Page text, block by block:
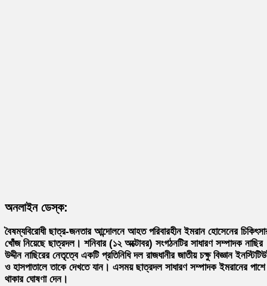
অনলাইন ডেস্ক:
বৈষম্যবিরোধী ছাত্র-জনতার আন্দোলনে আহত পরিবারহীন ইমরান হোসেনের
খোঁজ নিয়েছে ছাত্রদল। শনিবার (১২ অক্টোবর) সংগঠনটির সাধারণ সম্পাদক নাছির
উদ্দীন নাছিরের নেতৃত্বে একটি প্রতিনিধি দল রাজধানীর জাতীয় চক্ষু বিজ্ঞান
ও হাসপাতালে তাকে দেখতে যান। এসময় ছাত্রদল সাধারণ সম্পাদক ইমরানের পাশে
থাকার ঘোষণা দেন।